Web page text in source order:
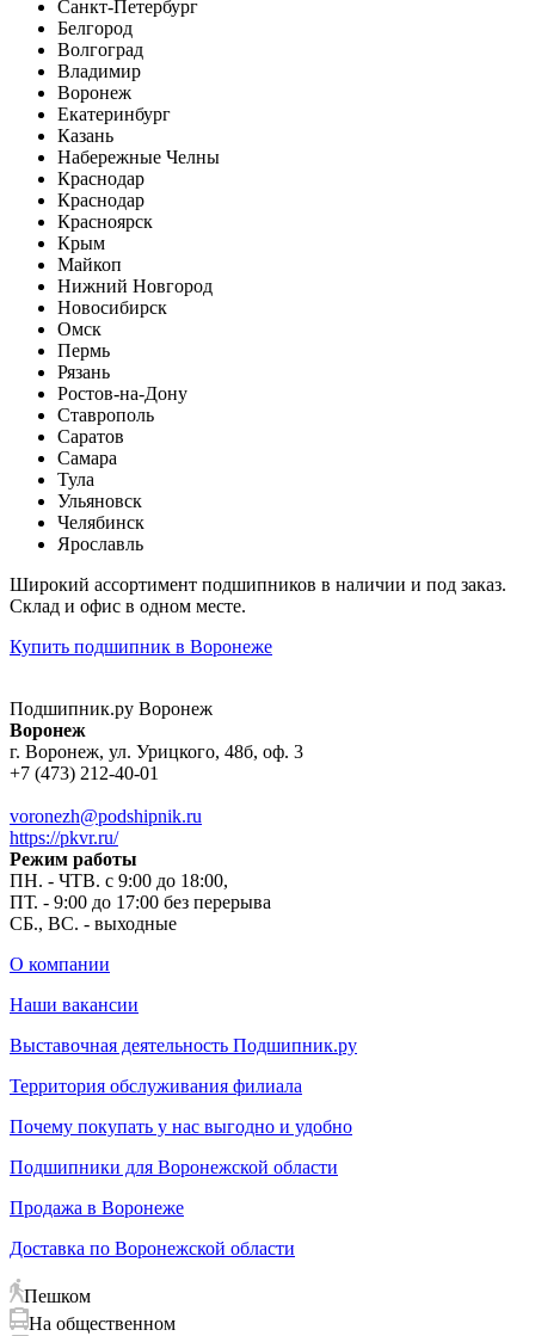
Санкт-Петербург
Белгород
Волгоград
Владимир
Воронеж
Екатеринбург
Казань
Набережные Челны
Краснодар
Краснодар
Красноярск
Крым
Майкоп
Нижний Новгород
Новосибирск
Омск
Пермь
Рязань
Ростов-на-Дону
Ставрополь
Саратов
Самара
Тула
Ульяновск
Челябинск
Ярославль
Широкий ассортимент подшипников в наличии и под заказ.
Склад и офис в одном месте.
Купить подшипник в Воронеже
Подшипник.ру Воронеж
Воронеж
г. Воронеж, ул. Урицкого, 48б, оф. 3
+7 (473) 212-40-01
voronezh@podshipnik.ru
https://pkvr.ru/
Режим работы
ПН. - ЧТВ. с 9:00 до 18:00,
ПТ. - 9:00 до 17:00 без перерыва
СБ., ВС. - выходные
О компании
Наши вакансии
Выставочная деятельность Подшипник.ру
Территория обслуживания филиала
Почему покупать у нас выгодно и удобно
Подшипники для Воронежской области
Продажа в Воронеже
Доставка по Воронежской области
Пешком
На общественном